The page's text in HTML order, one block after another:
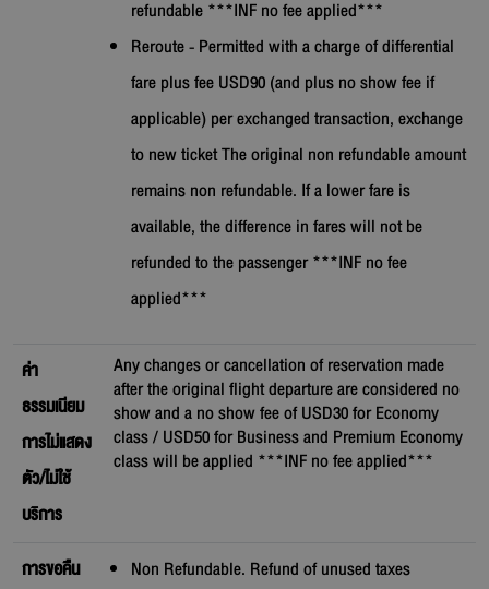
refundable ***INF no fee applied***
Reroute - Permitted with a charge of differential
fare plus fee USD90 (and plus no show fee if
applicable) per exchanged transaction, exchange
to new ticket The original non refundable amount
remains non refundable. If a lower fare is
available, the difference in fares will not be
refunded to the passenger ***INF no fee
applied***
ค่า
ธรรมเนียม
การไม่แสดง
ตัว/ไม่ใช้
บริการ
Any changes or cancellation of reservation made
after the original flight departure are considered no
show and a no show fee of USD30 for Economy
class / USD50 for Business and Premium Economy
class will be applied ***INF no fee applied***
การขอคืน
Non Refundable. Refund of unused taxes